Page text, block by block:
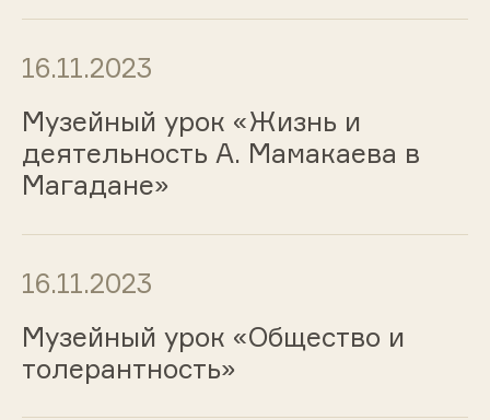
16.11.2023
Музейный урок «Жизнь и
деятельность А. Мамакаева в
Магадане»
16.11.2023
Музейный урок «Общество и
толерантность»